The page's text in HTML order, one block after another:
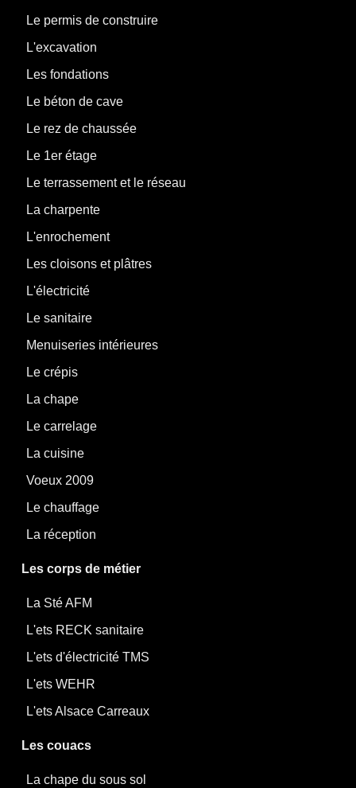
Le permis de construire
L'excavation
Les fondations
Le béton de cave
Le rez de chaussée
Le 1er étage
Le terrassement et le réseau
La charpente
L'enrochement
Les cloisons et plâtres
L'électricité
Le sanitaire
Menuiseries intérieures
Le crépis
La chape
Le carrelage
La cuisine
Voeux 2009
Le chauffage
La réception
Les corps de métier
La Sté AFM
L'ets RECK sanitaire
L'ets d'électricité TMS
L'ets WEHR
L'ets Alsace Carreaux
Les couacs
La chape du sous sol